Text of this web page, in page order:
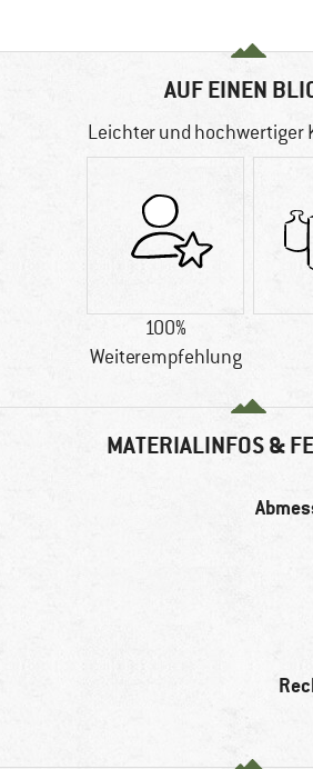
AUF EINEN
Leichter und hochwertiger
100%
Weiterempfehlung
MATERIALINFOS &